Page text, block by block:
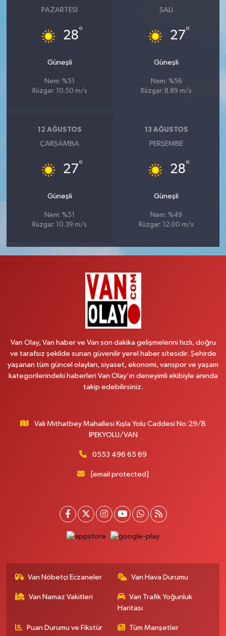
PAZARTESI
28°
Güneşli
Nem: %51
Rüzgar: 10.50 m/s
SALI
27°
Güneşli
Nem: %56
Rüzgar: 8.89 m/s
12 AĞUSTOS
ÇARŞAMBA
27°
Güneşli
Nem: %51
Rüzgar: 10.39 m/s
13 AĞUSTOS
PERŞEMBE
28°
Güneşli
Nem: %49
Rüzgar: 12.00 m/s
Van Olay, Van haber ve Van son dakika gelişmelerini hızlı, doğru
ve tarafsız şekilde sunan güvenilir yerel haber sitesidir. Şehirde
yaşanan tüm güncel olayları, siyaset, ekonomi, vanspor ve yaşam
kategorilerindeki haberleri Van Olay’ın deneyimli ekibiyle anında
takip edebilirsiniz.
Vali Mithatbey Mahallesi Kışla Yolu Caddesi No:29/B
İPEKYOLU/VAN
0553 496 65 69
[email protected]
Van Nöbetçi Eczaneler Van Hava Durumu
Van Namaz Vakitleri
Van Trafik Yoğunluk
Haritası
Puan Durumu ve Fikstür Tüm Manşetler